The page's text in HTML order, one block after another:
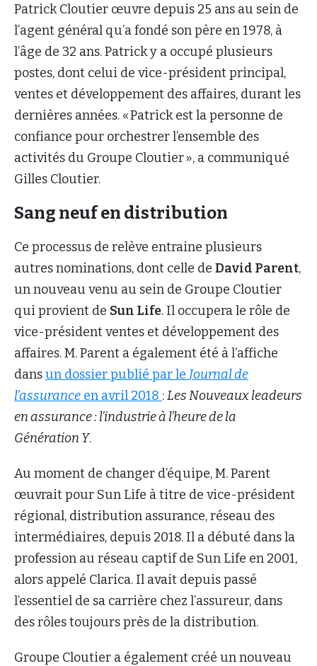
Patrick Cloutier œuvre depuis 25 ans au sein de
l’agent général qu’a fondé son père en 1978, à
l’âge de 32 ans. Patrick y a occupé plusieurs
postes, dont celui de vice-président principal,
ventes et développement des affaires, durant les
dernières années. « Patrick est la personne de
confiance pour orchestrer l’ensemble des
activités du Groupe Cloutier », a communiqué
Gilles Cloutier.
Sang neuf en distribution
Ce processus de relève entraine plusieurs
autres nominations, dont celle de David Parent,
un nouveau venu au sein de Groupe Cloutier
qui provient de Sun Life. Il occupera le rôle de
vice-président ventes et développement des
affaires. M. Parent a également été à l’affiche
dansun dossier publié par le Journal de
l’assurance en avril 2018 :Les Nouveaux leadeurs
en assurance : l’industrie à l’heure de la
Génération Y.
Au moment de changer d’équipe, M. Parent
œuvrait pour Sun Life à titre de vice-président
régional, distribution assurance, réseau des
intermédiaires, depuis 2018. Il a débuté dans la
profession au réseau captif de Sun Life en 2001,
alors appelé Clarica. Il avait depuis passé
l’essentiel de sa carrière chez l’assureur, dans
des rôles toujours près de la distribution.
Groupe Cloutier a également créé un nouveau